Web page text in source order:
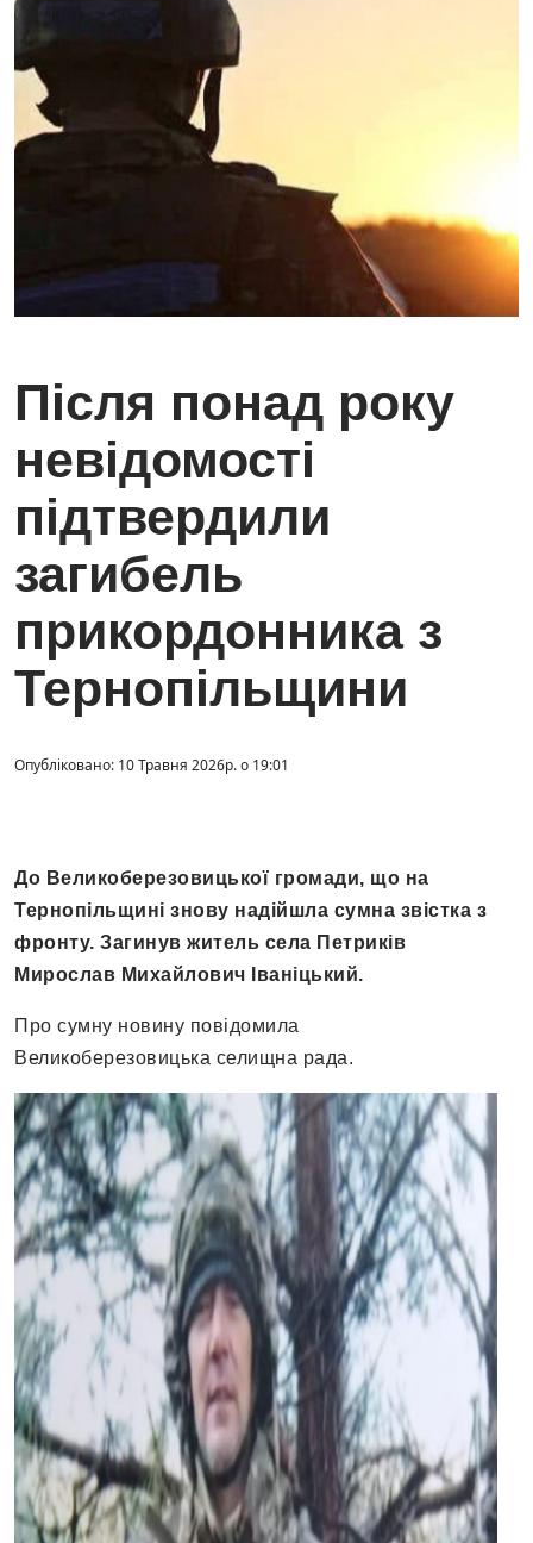
Після понад року
невідомості
підтвердили
загибель
прикордонника з
Тернопільщини
Опубліковано: 10 Травня 2026р. о 19:01
До Великоберезовицької громади, що на
Тернопільщині знову надійшла сумна звістка з
фронту. Загинув житель села Петриків
Мирослав Михайлович Іваніцький.
Про сумну новину повідомила
Великоберезовицька селищна рада.